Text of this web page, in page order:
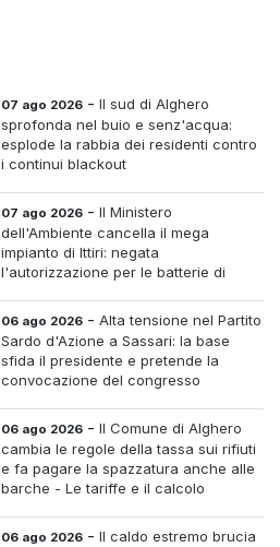
07 ago 2026 -Il sud di Alghero
sprofonda nel buio e senz'acqua:
esplode la rabbia dei residenti contro
i continui blackout
07 ago 2026 -Il Ministero
dell'Ambiente cancella il mega
impianto di Ittiri: negata
l'autorizzazione per le batterie di
06 ago 2026 -Alta tensione nel Partito
Sardo d'Azione a Sassari: la base
sfida il presidente e pretende la
convocazione del congresso
06 ago 2026 -Il Comune di Alghero
cambia le regole della tassa sui rifiuti
e fa pagare la spazzatura anche alle
barche - Le tariffe e il calcolo
06 ago 2026 -Il caldo estremo brucia